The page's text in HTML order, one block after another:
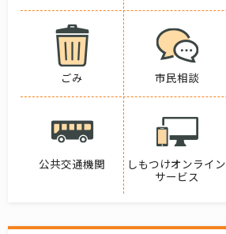
ごみ 市民相談
公共交通機関
しもつけオンライン
サービス